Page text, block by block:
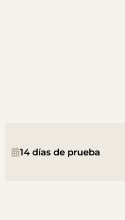
14 días de prueba